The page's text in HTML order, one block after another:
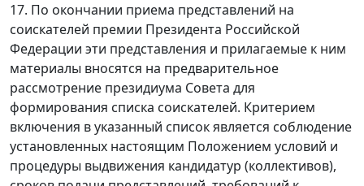
17. По окончании приема представлений на
соискателей премии Президента Российской
Федерации эти представления и прилагаемые к ним
материалы вносятся на предварительное
рассмотрение президиума Совета для
формирования списка соискателей. Критерием
включения в указанный список является соблюдение
установленных настоящим Положением условий и
процедуры выдвижения кандидатур (коллективов),